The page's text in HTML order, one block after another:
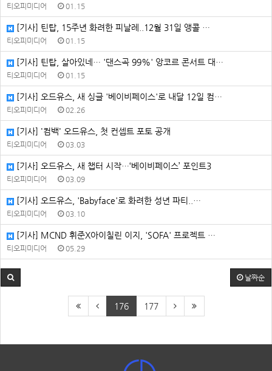
티오피미디어 01.15
[기사] 틴탑, 15주년 화려한 피날레..12월 31일 앵콜 …
티오피미디어 01.15
[기사] 틴탑, 살아있네… '댄스곡 99%' 앙코르 콘서트 대…
티오피미디어 01.15
[기사] 오드유스, 새 싱글 '베이비페이스'로 내달 12일 컴…
티오피미디어 02.26
[기사] ˙컴백˙ 오드유스, 첫 컨셉트 포토 공개
티오피미디어 03.03
[기사] 오드유스, 새 챕터 시작…‘베이비페이스’ 포인트3
티오피미디어 03.09
[기사] 오드유스, 'Babyface'로 화려한 성년 파티..…
티오피미디어 03.10
[기사] MCND 휘준X아이칠린 이지, 'SOFA' 프로젝트 …
티오피미디어 05.29
날짜순
176 177